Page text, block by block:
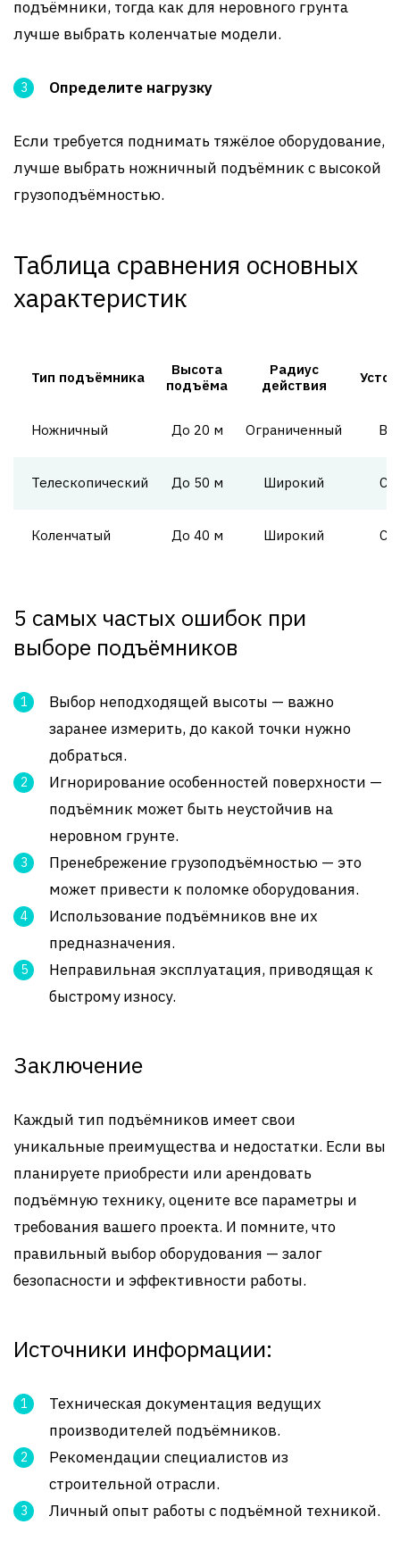
подъёмники, тогда как для неровного грунта
лучше выбрать коленчатые модели.
Определите нагрузку
Если требуется поднимать тяжёлое оборудование,
лучше выбрать ножничный подъёмник с высокой
грузоподъёмностью.
Таблица сравнения основных
характеристик
Тип подъёмника
Высота
подъёма
Радиус
действия
Ножничный До 20 м Ограниченный
Телескопический До 50 м Широкий
Коленчатый До 40 м Широкий
5 самых частых ошибок при
выборе подъёмников
Выбор неподходящей высоты — важно
заранее измерить, до какой точки нужно
добраться.
Игнорирование особенностей поверхности —
подъёмник может быть неустойчив на
неровном грунте.
Пренебрежение грузоподъёмностью — это
может привести к поломке оборудования.
Использование подъёмников вне их
предназначения.
Неправильная эксплуатация, приводящая к
быстрому износу.
Заключение
Каждый тип подъёмников имеет свои
уникальные преимущества и недостатки. Если вы
планируете приобрести или арендовать
подъёмную технику, оцените все параметры и
требования вашего проекта. И помните, что
правильный выбор оборудования — залог
безопасности и эффективности работы.
Источники информации:
Техническая документация ведущих
производителей подъёмников.
Рекомендации специалистов из
строительной отрасли.
Личный опыт работы с подъёмной техникой.